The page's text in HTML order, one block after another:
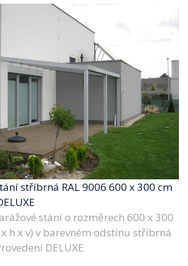
stříbrná RAL 9006 600 x 300 cm
stání o rozměrech 600 x 300
h x v) v barevném odstínu stříbrná
DELUXE